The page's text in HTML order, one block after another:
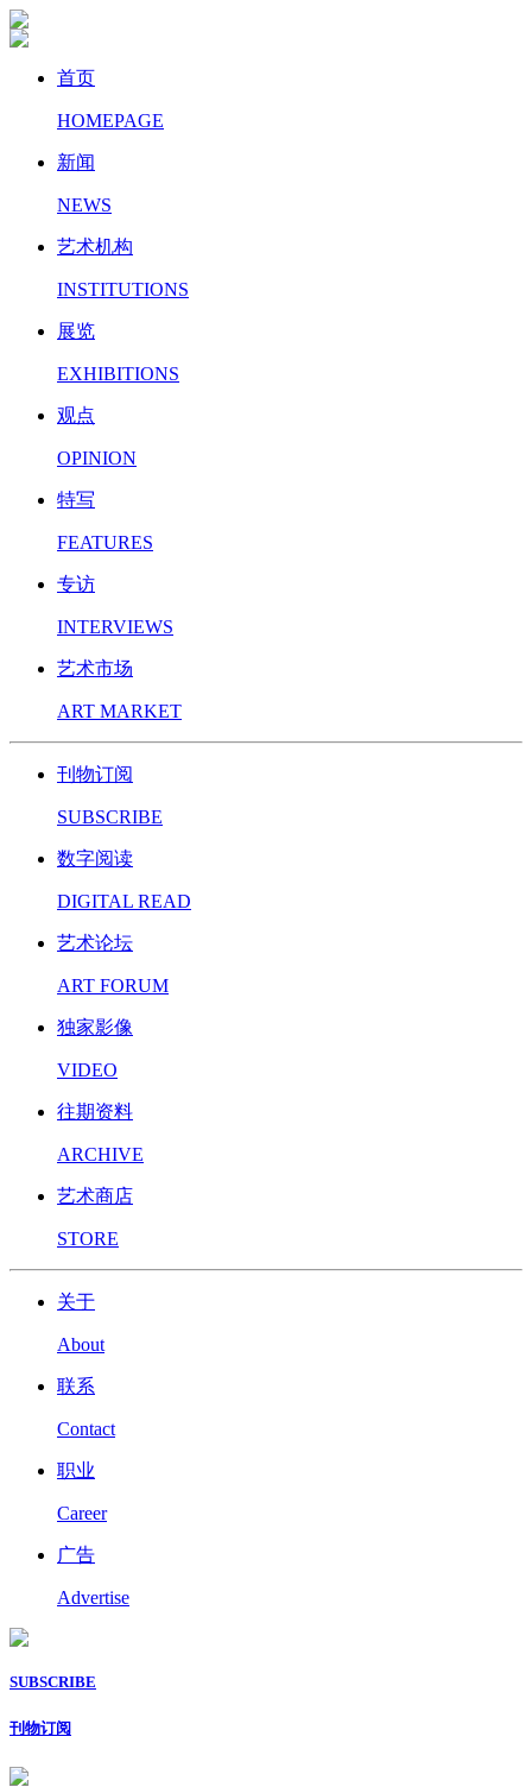
首页
HOMEPAGE
新闻
NEWS
艺术机构
INSTITUTIONS
展览
EXHIBITIONS
观点
OPINION
特写
FEATURES
专访
INTERVIEWS
艺术市场
ART MARKET
刊物订阅
SUBSCRIBE
数字阅读
DIGITAL READ
艺术论坛
ART FORUM
独家影像
VIDEO
往期资料
ARCHIVE
艺术商店
STORE
关于
About
联系
Contact
职业
Career
广告
Advertise
SUBSCRIBE
刊物订阅